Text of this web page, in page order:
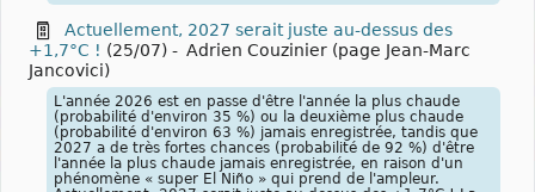
Actuellement, 2027 serait juste au-dessus des
+1,7°C ! (25/07) - Adrien Couzinier (page Jean-Marc
Jancovici)
L'année 2026 est en passe d'être l'année la plus chaude
(probabilité d'environ 35 %) ou la deuxième plus chaude
(probabilité d'environ 63 %) jamais enregistrée, tandis que
2027 a de très fortes chances (probabilité de 92 %) d'être
l'année la plus chaude jamais enregistrée, en raison d'un
phénomène « super El Niño » qui prend de l'ampleur.